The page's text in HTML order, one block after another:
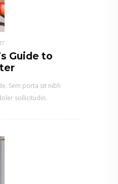
Guide to
Sem porta sit nibh
sollicitudin.